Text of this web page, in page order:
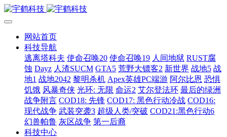
网站首页
科技导航
逃离塔科夫 使命召唤20 使命召唤19 人间地狱 RUST腐
蚀 Dayz 人渣SUCM GTA5 荒野大镖客2 新世界 战地5 战
地1 战地2042 黎明杀机 Apex英雄PC端游 阿尔比恩 恐惧
饥饿 风暴奇侠 光环: 无限 命运2 艾尔登法环 最后的绿洲
战争附言 COD18: 先锋 COD17: 黑色行动冷战 COD16:
现代战争 武装突袭3 超级人类/突破 COD21:黑色行动6
幻兽帕鲁 灰区战争 第一后裔
科技中心